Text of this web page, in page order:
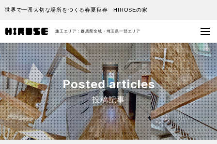
世界で一番大切な場所をつくる春夏秋春 HIROSEの家
施工エリア：群馬県全域・埼玉県一部エリア
Posted articles
投稿記事